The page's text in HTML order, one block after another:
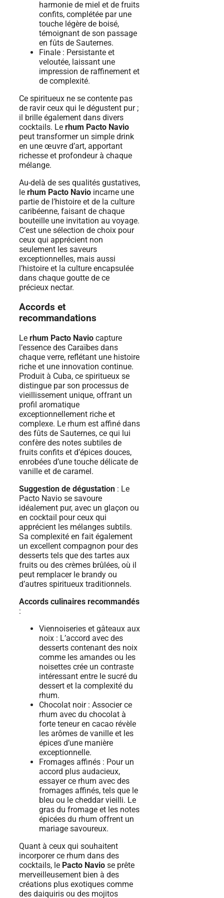
harmonie de miel et de fruits
confits, complétée par une
touche légère de boisé,
témoignant de son passage
en fûts de Sauternes.
Finale : Persistante et
veloutée, laissant une
impression de raffinement et
de complexité.
Ce spiritueux ne se contente pas
de ravir ceux qui le dégustent pur ;
il brille également dans divers
cocktails. Le rhum Pacto Navio
peut transformer un simple drink
en une œuvre d’art, apportant
richesse et profondeur à chaque
mélange.
Au-delà de ses qualités gustatives,
le rhum Pacto Navio incarne une
partie de l’histoire et de la culture
caribéenne, faisant de chaque
bouteille une invitation au voyage.
C’est une sélection de choix pour
ceux qui apprécient non
seulement les saveurs
exceptionnelles, mais aussi
l’histoire et la culture encapsulée
dans chaque goutte de ce
précieux nectar.
Accords et
recommandations
Le rhum Pacto Navio capture
l’essence des Caraïbes dans
chaque verre, reflétant une histoire
riche et une innovation continue.
Produit à Cuba, ce spiritueux se
distingue par son processus de
vieillissement unique, offrant un
profil aromatique
exceptionnellement riche et
complexe. Le rhum est affiné dans
des fûts de Sauternes, ce qui lui
confère des notes subtiles de
fruits confits et d’épices douces,
enrobées d’une touche délicate de
vanille et de caramel.
Suggestion de dégustation : Le
Pacto Navio se savoure
idéalement pur, avec un glaçon ou
en cocktail pour ceux qui
apprécient les mélanges subtils.
Sa complexité en fait également
un excellent compagnon pour des
desserts tels que des tartes aux
fruits ou des crèmes brûlées, où il
peut remplacer le brandy ou
d’autres spiritueux traditionnels.
Accords culinaires recommandés
:
Viennoiseries et gâteaux aux
noix : L’accord avec des
desserts contenant des noix
comme les amandes ou les
noisettes crée un contraste
intéressant entre le sucré du
dessert et la complexité du
rhum.
Chocolat noir : Associer ce
rhum avec du chocolat à
forte teneur en cacao révèle
les arômes de vanille et les
épices d’une manière
exceptionnelle.
Fromages affinés : Pour un
accord plus audacieux,
essayer ce rhum avec des
fromages affinés, tels que le
bleu ou le cheddar vieilli. Le
gras du fromage et les notes
épicées du rhum offrent un
mariage savoureux.
Quant à ceux qui souhaitent
incorporer ce rhum dans des
cocktails, le Pacto Navio se prête
merveilleusement bien à des
créations plus exotiques comme
des daiquiris ou des mojitos